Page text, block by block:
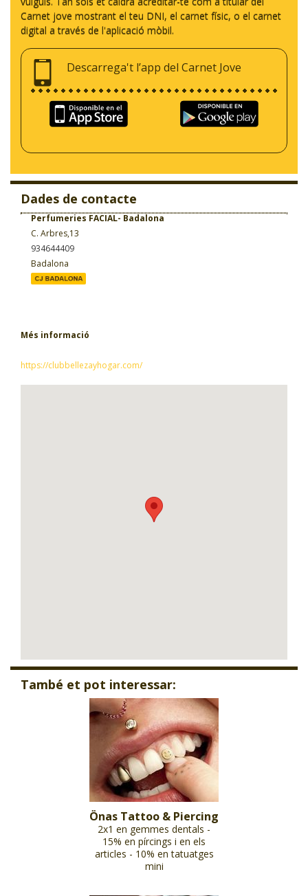
Carnet jove mostrant el teu DNI, el carnet físic, o el carnet
digital a través de l'aplicació mòbil.
Descarrega't l’app del Carnet Jove
Dades de contacte
Perfumeries FACIAL- Badalona
C. Arbres,13
934644409
Badalona
Més informació
https://clubbellezayhogar.com/
També et pot interessar:
Önas Tattoo & Piercing
2x1 en gemmes dentals -
15% en pírcings i en els
articles - 10% en tatuatges
mini